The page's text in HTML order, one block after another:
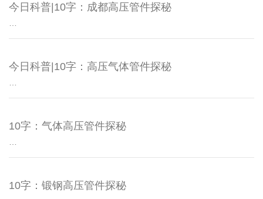
今日科普|10字：成都高压管件探秘
今日科普|10字：高压气体管件探秘
10字：气体高压管件探秘
10字：锻钢高压管件探秘